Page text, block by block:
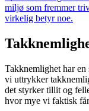
miljø som fremmer
virkelig betyr noe.
Takknemlighet har
vi uttrykker
det styrker tillit og
hvor mye vi faktisk